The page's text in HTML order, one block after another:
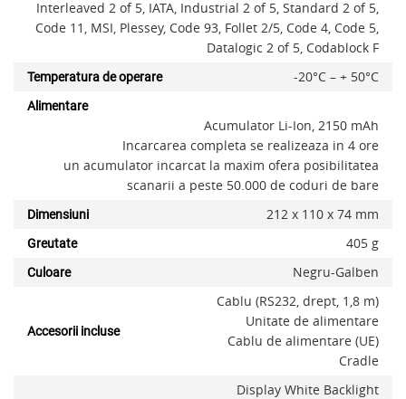
Interleaved 2 of 5, IATA, Industrial 2 of 5, Standard 2 of 5,
Code 11, MSI, Plessey, Code 93, Follet 2/5, Code 4, Code 5,
Datalogic 2 of 5, Codablock F
Temperatura de operare -20°C – + 50°C
Alimentare
Acumulator Li-Ion, 2150 mAh
Incarcarea completa se realizeaza in 4 ore
un acumulator incarcat la maxim ofera posibilitatea
scanarii a peste 50.000 de coduri de bare
Dimensiuni 212 x 110 x 74 mm
Greutate 405 g
Culoare Negru-Galben
Accesorii incluse
Cablu (RS232, drept, 1,8 m)
Unitate de alimentare
Cablu de alimentare (UE)
Cradle
Display White Backlight
x